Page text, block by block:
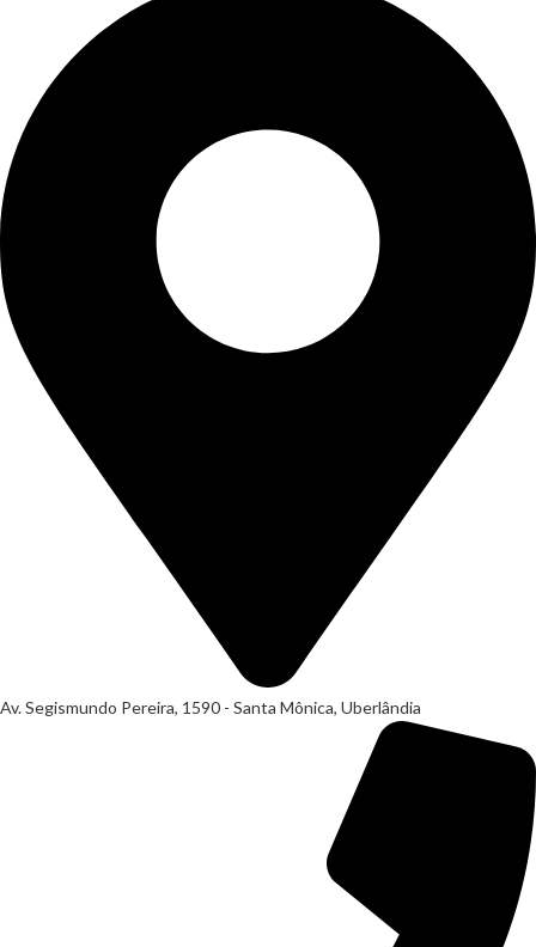
Av. Segismundo Pereira, 1590 - Santa Mônica, Uberlândia